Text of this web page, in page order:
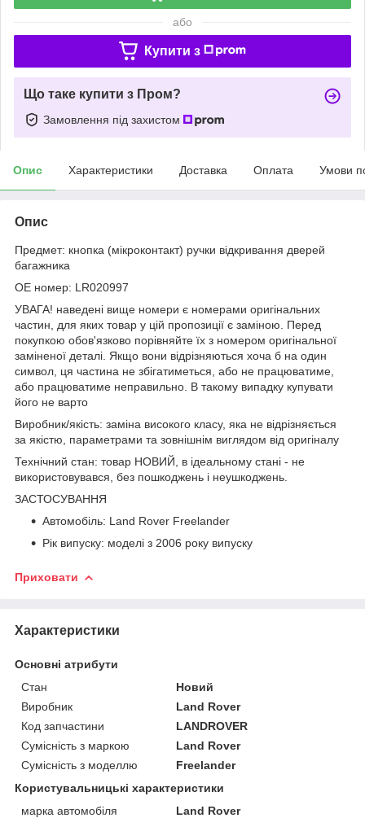
або
Купити з
Що таке купити з Пром?
Замовлення під захистом
Опис Характеристики Доставка Оплата Умови
Опис
Предмет: кнопка (мікроконтакт) ручки відкривання дверей
багажника
OE номер: LR020997
УВАГА! наведені вище номери є номерами оригінальних
частин, для яких товар у цій пропозиції є заміною. Перед
покупкою обов'язково порівняйте їх з номером оригінальної
заміненої деталі. Якщо вони відрізняються хоча б на один
символ, ця частина не збігатиметься, або не працюватиме,
або працюватиме неправильно. В такому випадку купувати
його не варто
Виробник/якість: заміна високого класу, яка не відрізняється
за якістю, параметрами та зовнішнім виглядом від оригіналу
Технічний стан: товар НОВИЙ, в ідеальному стані - не
використовувався, без пошкоджень і неушкоджень.
ЗАСТОСУВАННЯ
Автомобіль: Land Rover Freelander
Рік випуску: моделі з 2006 року випуску
Приховати
Характеристики
Основні атрибути
Стан
Новий
Виробник
Land Rover
Код запчастини
LANDROVER
Сумісність з маркою
Land Rover
Сумісність з моделлю
Freelander
Користувальницькі характеристики
марка автомобіля
Land Rover